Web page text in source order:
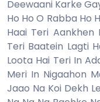
Deewaani Karke
Ho Ho O Rabba Ho
Haai Teri Aankhen
Teri Baatein Lagti
Loota Hai Teri In
Meri In Nigaahon
Jaao Na Koi Dekh